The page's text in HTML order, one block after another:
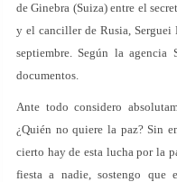
de Ginebra (Suiza) entre el
y el canciller de Rusia, Serguei
septiembre. Según la
documentos.
Ante todo considero
¿Quién no quiere la paz? Sin
cierto hay de esta lucha por la
fiesta a nadie, sostengo que